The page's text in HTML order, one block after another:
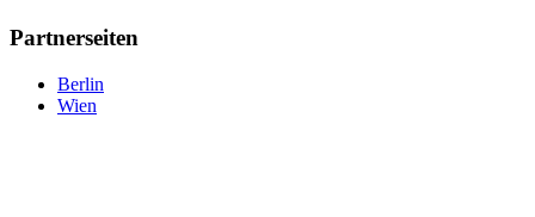
Partnerseiten
Berlin
Wien